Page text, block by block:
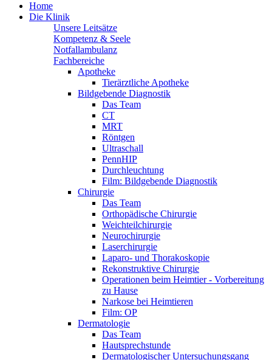
Home
Die Klinik
Unsere Leitsätze
Kompetenz & Seele
Notfallambulanz
Fachbereiche
Apotheke
Tierärztliche Apotheke
Bildgebende Diagnostik
Das Team
CT
MRT
Röntgen
Ultraschall
PennHIP
Durchleuchtung
Film: Bildgebende Diagnostik
Chirurgie
Das Team
Orthopädische Chirurgie
Weichteilchirurgie
Neurochirurgie
Laserchirurgie
Laparo- und Thorakoskopie
Rekonstruktive Chirurgie
Operationen beim Heimtier - Vorbereitung
zu Hause
Narkose bei Heimtieren
Film: OP
Dermatologie
Das Team
Hautsprechstunde
Dermatologischer Untersuchungsgang